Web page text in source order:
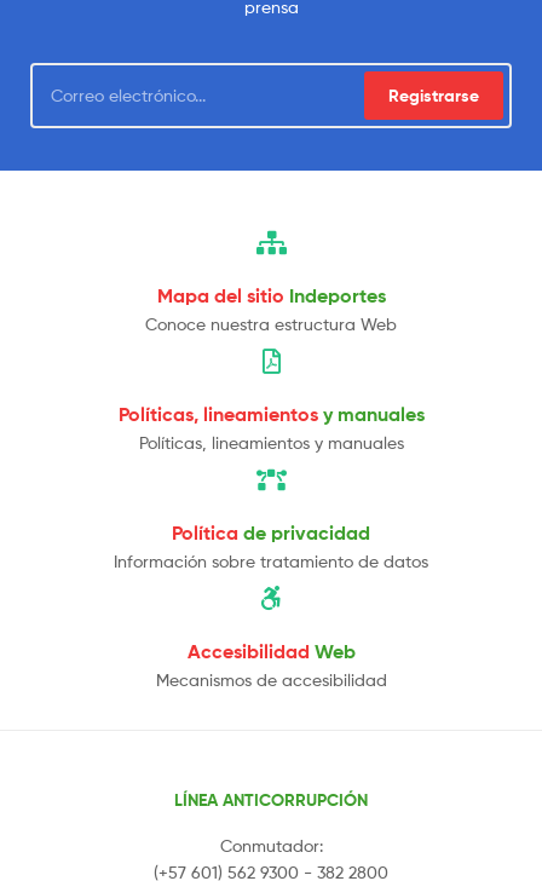
prensa
Registrarse
Mapa del sitio Indeportes
Conoce nuestra estructura Web
Políticas, lineamientos y manuales
Políticas, lineamientos y manuales
Política de privacidad
Información sobre tratamiento de datos
Accesibilidad Web
Mecanismos de accesibilidad
LÍNEA ANTICORRUPCIÓN
Conmutador:
(+57 601) 562 9300 - 382 2800